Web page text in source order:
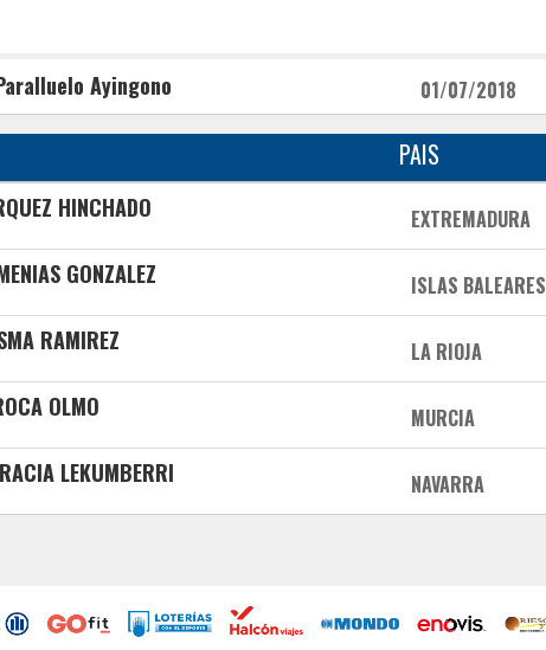
Ayingono 01/07/2018
PAIS
HINCHADO EXTREMADURA
GONZALEZ ISLAS BALEARES
RAMIREZ LA RIOJA
OLMO MURCIA
LEKUMBERRI NAVARRA